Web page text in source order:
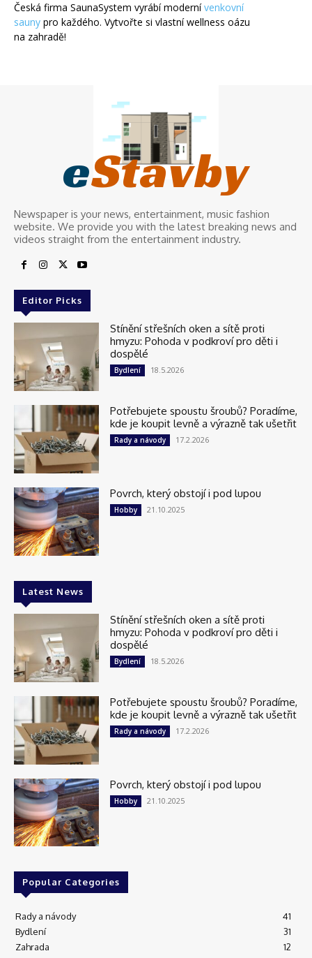
Česká firma SaunaSystem vyrábí modernívenkovní
sauny pro každého. Vytvořte si vlastní wellness oázu
na zahradě!
eStavby
Newspaper is your news, entertainment, music fashion
website. We provide you with the latest breaking news and
videos straight from the entertainment industry.
Editor Picks
Stínění střešních oken a sítě proti
hmyzu: Pohoda v podkroví pro děti i
dospělé
Bydlení 18.5.2026
Potřebujete spoustu šroubů? Poradíme,
kde je koupit levně a výrazně tak ušetřit
Rady a návody 17.2.2026
Povrch, který obstojí i pod lupou
Hobby 21.10.2025
Latest News
Stínění střešních oken a sítě proti
hmyzu: Pohoda v podkroví pro děti i
dospělé
Bydlení 18.5.2026
Potřebujete spoustu šroubů? Poradíme,
kde je koupit levně a výrazně tak ušetřit
Rady a návody 17.2.2026
Povrch, který obstojí i pod lupou
Hobby 21.10.2025
Popular Categories
Rady a návody
41
Bydlení
31
Zahrada
12